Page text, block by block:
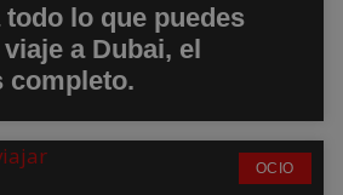
lo que puedes
a Dubai, el
completo.
OCIO